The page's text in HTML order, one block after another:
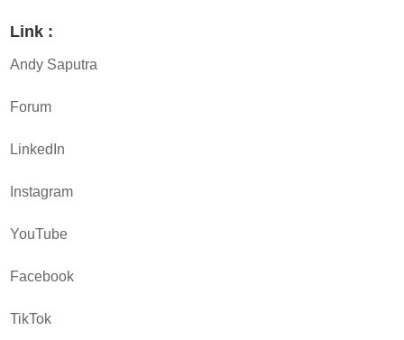
Link :
Andy Saputra
Forum
LinkedIn
Instagram
YouTube
Facebook
TikTok